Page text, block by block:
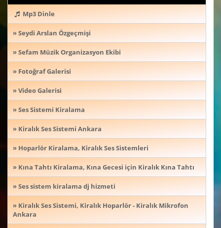
Mp3 Dinle
» Seydi Arslan Özgeçmişi
» Sefam Müzik Organizasyon Ekibi
» Fotoğraf Galerisi
» Video Galerisi
» Ses Sistemi Kiralama
» Kiralık Ses Sistemi Ankara
» Hoparlör Kiralama, Kiralık Ses Sistemleri
» Kına Tahtı Kiralama, Kına Gecesi için Kiralık Kına Tahtı
» Ses sistem kiralama dj hizmeti
» Kiralık Ses Sistemi, Kiralık Hoparlör - Kiralık Mikrofon
Ankara